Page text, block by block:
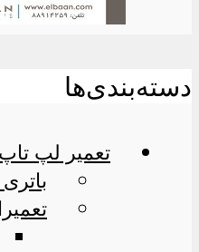
دسته‌بندی‌ها
تعمیر لپ تاپ